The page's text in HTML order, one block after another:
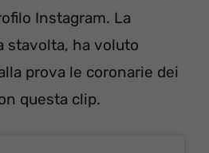
Instagram. La
stavolta, ha voluto
prova le coronarie dei
questa clip.